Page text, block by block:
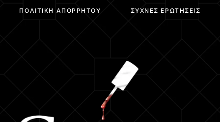
ΠΟΛΙΤΙΚΉ ΑΠΟΡΡΉΤΟΥ ΣΥΧΝΈΣ ΕΡΩΤΉΣΕΙΣ